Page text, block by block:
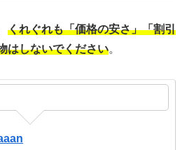
くれぐれも「価格の安さ」「割引
はしないでください。